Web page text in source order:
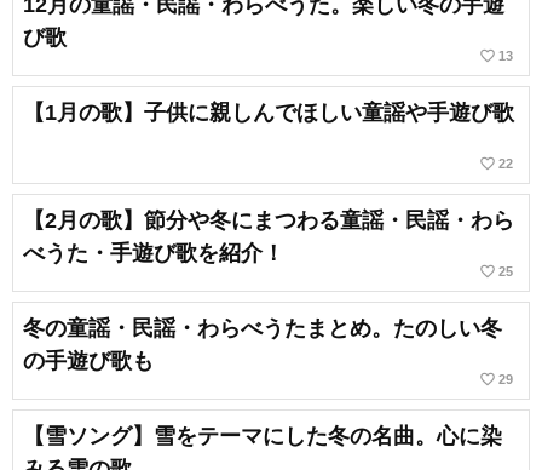
12月の童謡・民謡・わらべうた。楽しい冬の手遊
び歌
favorite_border 13
【1月の歌】子供に親しんでほしい童謡や手遊び歌
favorite_border 22
【2月の歌】節分や冬にまつわる童謡・民謡・わら
べうた・手遊び歌を紹介！
favorite_border 25
冬の童謡・民謡・わらべうたまとめ。たのしい冬
の手遊び歌も
favorite_border 29
【雪ソング】雪をテーマにした冬の名曲。心に染